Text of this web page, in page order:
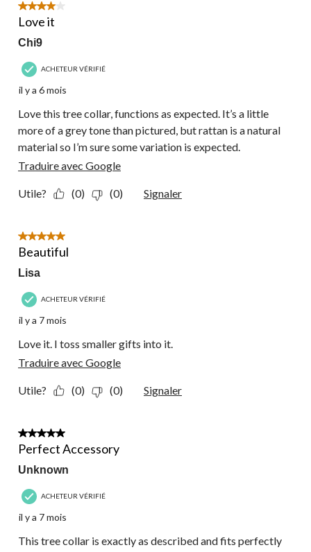
4 étoile(s) sur 5.
Love it
Chi9
ACHETEUR VÉRIFIÉ
il y a 6 mois
Love this tree collar, functions as expected. It’s a little
more of a grey tone than pictured, but rattan is a natural
material so I’m sure some variation is expected.
Traduire avec Google
Utile? (0) (0) Signaler
5 étoile(s) sur 5.
Beautiful
Lisa
ACHETEUR VÉRIFIÉ
il y a 7 mois
Love it. I toss smaller gifts into it.
Traduire avec Google
Utile? (0) (0) Signaler
5 étoile(s) sur 5.
Perfect Accessory
Unknown
ACHETEUR VÉRIFIÉ
il y a 7 mois
This tree collar is exactly as described and fits perfectly